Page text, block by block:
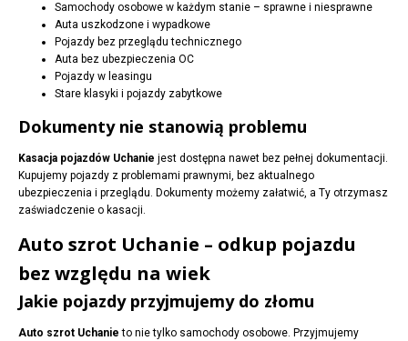
Samochody osobowe w każdym stanie – sprawne i niesprawne
Auta uszkodzone i wypadkowe
Pojazdy bez przeglądu technicznego
Auta bez ubezpieczenia OC
Pojazdy w leasingu
Stare klasyki i pojazdy zabytkowe
Dokumenty nie stanowią problemu
Kasacja pojazdów Uchanie jest dostępna nawet bez pełnej dokumentacji.
Kupujemy pojazdy z problemami prawnymi, bez aktualnego
ubezpieczenia i przeglądu. Dokumenty możemy załatwić, a Ty otrzymasz
zaświadczenie o kasacji.
Auto szrot Uchanie – odkup pojazdu
bez względu na wiek
Jakie pojazdy przyjmujemy do złomu
Auto szrot Uchanie to nie tylko samochody osobowe. Przyjmujemy